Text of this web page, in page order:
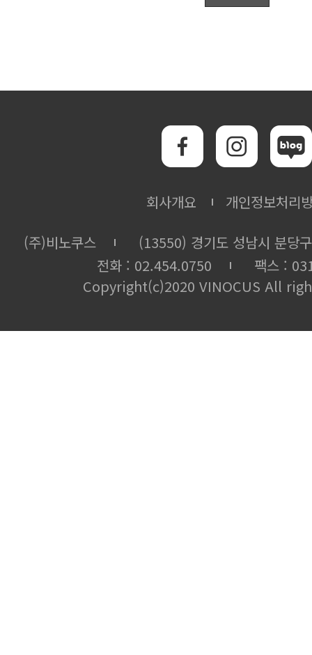
회사개요
개인정보처리
(주)비노쿠스
(13550) 경기도 성남시 분당
전화 : 02.454.0750
팩스 :
Copyright(c)2020 VINOCUS All